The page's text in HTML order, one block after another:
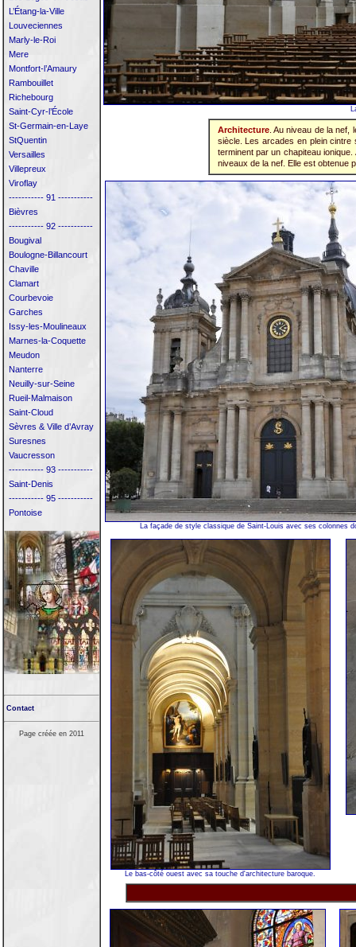
L’Étang-la-Ville
Louveciennes
Marly-le-Roi
Mere
Montfort-l’Amaury
Rambouillet
Richebourg
Saint-Cyr-l’École
St-Germain-en-Laye
StQuentin
Versailles
Villepreux
Viroflay
----------- 91 -----------
Bièvres
----------- 92 -----------
Bougival
Boulogne-Billancourt
Chaville
Clamart
Courbevoie
Garches
Issy-les-Moulineaux
Marnes-la-Coquette
Meudon
Nanterre
Neuilly-sur-Seine
Rueil-Malmaison
Saint-Cloud
Sèvres & Ville d’Avray
Suresnes
Vaucresson
----------- 93 -----------
Saint-Denis
----------- 95 -----------
Pontoise
Contact
Page créée en 2011
Architecture. Au niveau de la nef,
siècle. Les arcades en plein
terminent par un chapiteau
niveaux de la nef. Elle est obtenue
La façade de style classique de Saint-Louis avec ses colonnes
Le bas-côté ouest avec sa touche d'architecture baroque.